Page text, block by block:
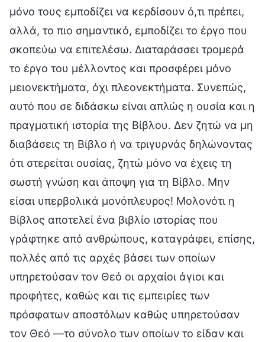
μόνο τους εμποδίζει να κερδίσουν ό,τι πρέπει,
αλλά, το πιο σημαντικό, εμποδίζει το έργο που
σκοπεύω να επιτελέσω. Διαταράσσει τρομερά
το έργο του μέλλοντος και προσφέρει μόνο
μειονεκτήματα, όχι πλεονεκτήματα. Συνεπώς,
αυτό που σε διδάσκω είναι απλώς η ουσία και η
πραγματική ιστορία της Βίβλου. Δεν ζητώ να μη
διαβάσεις τη Βίβλο ή να τριγυρνάς δηλώνοντας
ότι στερείται ουσίας, ζητώ μόνο να έχεις τη
σωστή γνώση και άποψη για τη Βίβλο. Μην
είσαι υπερβολικά μονόπλευρος! Μολονότι η
Βίβλος αποτελεί ένα βιβλίο ιστορίας που
γράφτηκε από ανθρώπους, καταγράφει, επίσης,
πολλές από τις αρχές βάσει των οποίων
υπηρετούσαν τον Θεό οι αρχαίοι άγιοι και
προφήτες, καθώς και τις εμπειρίες των
πρόσφατων αποστόλων καθώς υπηρετούσαν
τον Θεό —το σύνολο των οποίων το είδαν και